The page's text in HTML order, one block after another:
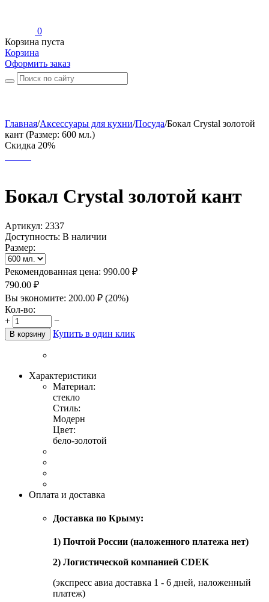
0
Корзина пуста
Корзина
Оформить заказ
Главная/Аксессуары для кухни/Посуда/Бокал Crystal золотой
кант (Размер: 600 мл.)
Скидка 20%
Бокал Crystal золотой кант
Артикул: 2337
Доступность: В наличии
Размер:
Рекомендованная цена: 990.00 ₽
790.00 ₽
Вы экономите: 200.00 ₽ (20%)
Кол-во:
+
−
В корзину Купить в один клик
Характеристики
Материал:
стекло
Стиль:
Модерн
Цвет:
бело-золотой
Оплата и доставка
Доставка по Крыму:
1) Почтой России (наложенного платежа нет)
2) Логистической компанией CDEK
(экспресс авиа доставка 1 - 6 дней, наложенный
платеж)